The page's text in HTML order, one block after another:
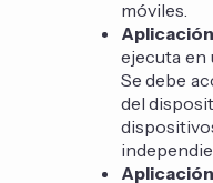
móviles.
ejecuta en
Se debe
del